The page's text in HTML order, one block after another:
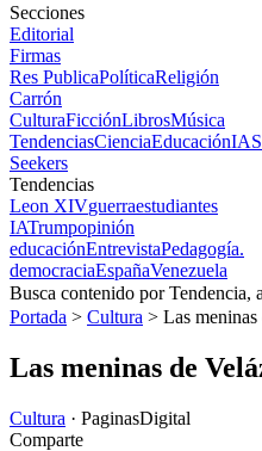
Secciones
Editorial
Firmas
Res PublicaPolíticaReligión
Carrón
CulturaFicciónLibrosMúsica
TendenciasCienciaEducaciónIA
Seekers
Tendencias
Leon XIVguerraestudiantes
IATrumpopinión
educaciónEntrevistaPedagogía.
democraciaEspañaVenezuela
Busca contenido por Tendencia,
Portada > Cultura > Las
Las meninas de
Cultura · PaginasDigital
Comparte